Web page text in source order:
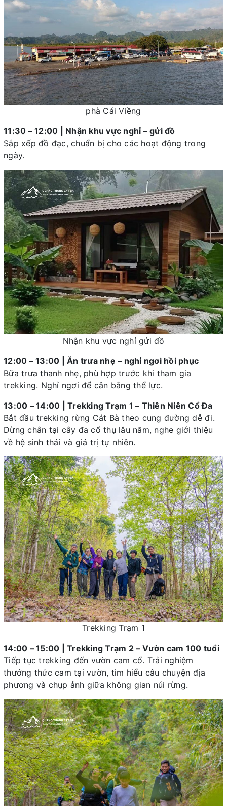
phà Cái Viềng
11:30 – 12:00 | Nhận khu vực nghỉ – gửi đồ
Sắp xếp đồ đạc, chuẩn bị cho các hoạt động trong
ngày.
Nhận khu vực nghỉ gửi đồ
12:00 – 13:00 | Ăn trưa nhẹ – nghỉ ngơi hồi phục
Bữa trưa thanh nhẹ, phù hợp trước khi tham gia
trekking. Nghỉ ngơi để cân bằng thể lực.
13:00 – 14:00 | Trekking Trạm 1 – Thiên Niên Cổ Đa
Bắt đầu trekking rừng Cát Bà theo cung đường dễ đi.
Dừng chân tại cây đa cổ thụ lâu năm, nghe giới thiệu
về hệ sinh thái và giá trị tự nhiên.
Trekking Trạm 1
14:00 – 15:00 | Trekking Trạm 2 – Vườn cam 100 tuổi
Tiếp tục trekking đến vườn cam cổ. Trải nghiệm
thưởng thức cam tại vườn, tìm hiểu câu chuyện địa
phương và chụp ảnh giữa không gian núi rừng.